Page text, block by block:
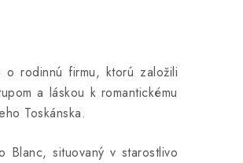
o rodinnú firmu, ktorú založili
a láskou k romantickému
Toskánska.
Blanc, situovaný v starostlivo